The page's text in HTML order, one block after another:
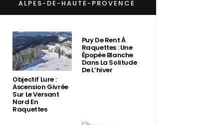
ALPES-DE-HAUTE-PROVENCE
Objectif Lure :
Ascension Givrée
Sur Le Versant
Nord En
Raquettes
Puy De Rent À
Raquettes : Une
Épopée Blanche
Dans La Solitude
De L’hiver